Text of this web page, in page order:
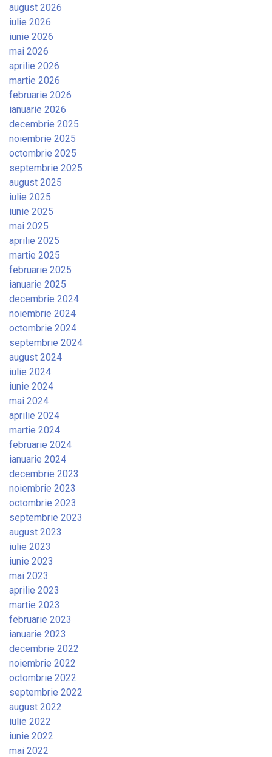
august 2026
iulie 2026
iunie 2026
mai 2026
aprilie 2026
martie 2026
februarie 2026
ianuarie 2026
decembrie 2025
noiembrie 2025
octombrie 2025
septembrie 2025
august 2025
iulie 2025
iunie 2025
mai 2025
aprilie 2025
martie 2025
februarie 2025
ianuarie 2025
decembrie 2024
noiembrie 2024
octombrie 2024
septembrie 2024
august 2024
iulie 2024
iunie 2024
mai 2024
aprilie 2024
martie 2024
februarie 2024
ianuarie 2024
decembrie 2023
noiembrie 2023
octombrie 2023
septembrie 2023
august 2023
iulie 2023
iunie 2023
mai 2023
aprilie 2023
martie 2023
februarie 2023
ianuarie 2023
decembrie 2022
noiembrie 2022
octombrie 2022
septembrie 2022
august 2022
iulie 2022
iunie 2022
mai 2022